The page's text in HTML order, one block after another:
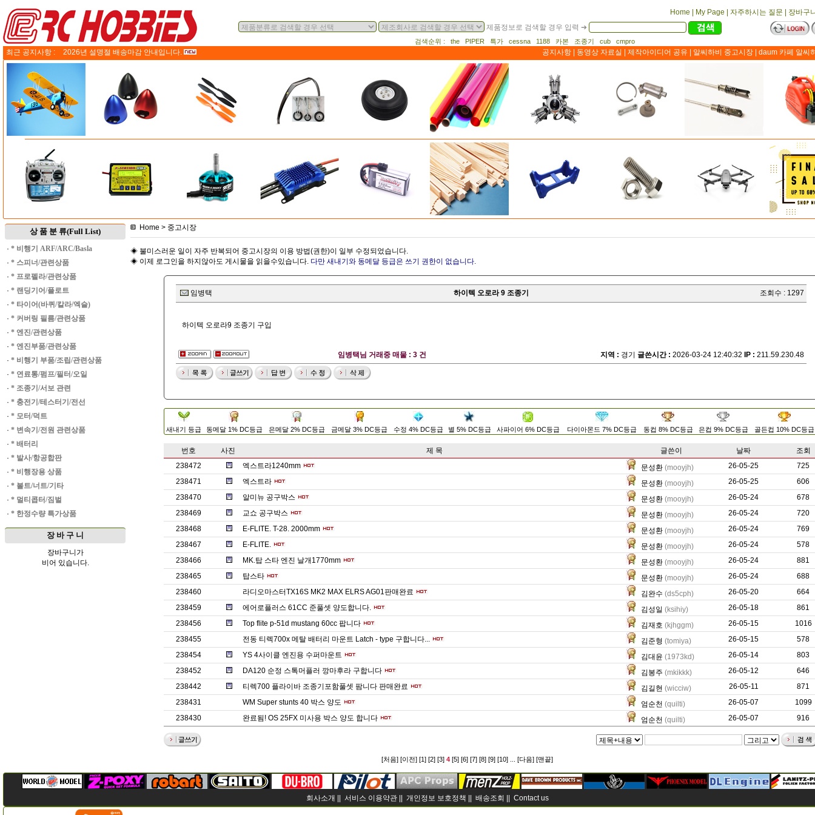
Home My Page 자주하시는 질문
장바구
제품정보로 검색할 경우 입력 ➔
검색순위 : the PIPER 특가 cessna 1188 카본 조종기 cub cmpro
최근 공지사항 : 2026년 설명절 배송마감 안내입니다. 공지사항 동영상 자료실 제작아이디어 공유 알씨하비 중고시장 daum 카페 알씨
상 품 분 류(Full List)
· * 비행기 ARF/ARC/Basla
· * 스피너/관련상품
· * 프로펠라/관련상품
· * 랜딩기어/플로트
· * 타이어(바퀴/칼라/엑슬)
· * 커버링 필름/관련상품
· * 엔진/관련상품
· * 엔진부품/관련상품
· * 비행기 부품/조립/관련상품
· * 연료통/펌프/필터/오일
· * 조종기/서보 관련
· * 충전기/테스터기/전선
· * 모터/덕트
· * 변속기/전원 관련상품
· * 배터리
· * 발사/항공합판
· * 비행장용 상품
· * 볼트/너트/기타
· * 멀티콥터/짐벌
· * 한정수량 특가상품
장 바 구 니
장바구니가
비어 있습니다.
Home > 중고시장
◈ 불미스러운 일이 자주 반복되어 중고시장의 이용 방법(권한)이 일부 수정되었습니다.
◈ 이제 로그인을 하지않아도 게시물을 읽을수있습니다. 다만 새내기와 동메달 등급은 쓰기 권한이 없습니다.
임병택 하이텍 오로라 9 조종기 조회수 : 1297
하이텍 오로라9 조종기 구입
임병택님 거래중 매물 : 3 건 지역 : 경기 글쓴시간 : 2026-03-24 12:40:32 IP : 211.59.230.48
새내기 등급 동메달 1% DC등급 은메달 2% DC등급 금메달 3% DC등급 수정 4% DC등급 별 5% DC등급 사파이어 6% DC등급 다이아몬드 7% DC등급 동컵 8% DC등급 은컵 9% DC등급 골든컵 10% DC등급
번호 사진 제 목 글쓴이 날짜
조회
238472
엑스트라1240mm 문성환 (mooyjh) 26-05-25
725
238471
엑스트라 문성환 (mooyjh) 26-05-25
606
238470
알미뉴 공구박스 문성환 (mooyjh) 26-05-24
678
238469
교쇼 공구박스 문성환 (mooyjh) 26-05-24
720
238468
E-FLITE. T-28. 2000mm 문성환 (mooyjh) 26-05-24
769
238467
E-FLITE. 문성환 (mooyjh) 26-05-24
578
238466
MK.탑 스타 엔진 날개1770mm 문성환 (mooyjh) 26-05-24
881
238465
탑스타 문성환 (mooyjh) 26-05-24
688
238460
라디오마스터TX16S MK2 MAX ELRS AG01판매완료 김완수 (ds5cph) 26-05-20
664
238459
에어로플러스 61CC 준풀셋 양도합니다. 김성일 (ksihiy) 26-05-18
861
238456
Top flite p-51d mustang 60cc 팝니다 김재호 (kjhggm) 26-05-15
1016
238455
전동 티렉700x 메탈 배터리 마운트 Latch - type 구합니다... 김준형 (tomiya) 26-05-15
578
238454
YS 4사이클 엔진용 수퍼마운트 김대윤 (1973kd) 26-05-14
803
238452
DA120 순정 스톡머플러 깡마후라 구합니다 김봉주 (mkikkk) 26-05-12
646
238442
티렉700 플라이바 조종기포함풀셋 팜니다 판매완료 김길현 (wicciw) 26-05-11
871
238431
WM Super stunts 40 박스 양도 엄순천 (quilti) 26-05-07
1099
238430
완료됨! OS 25FX 미사용 박스 양도 합니다 엄순천 (quilti) 26-05-07 916
[처음] [이전] [1] [2] [3] 4 [5] [6] [7] [8] [9] [10] [다음] [맨끝]
회사소개 || 서비스 이용약관 || 개인정보 보호정책 || 배송조회 || Contact us